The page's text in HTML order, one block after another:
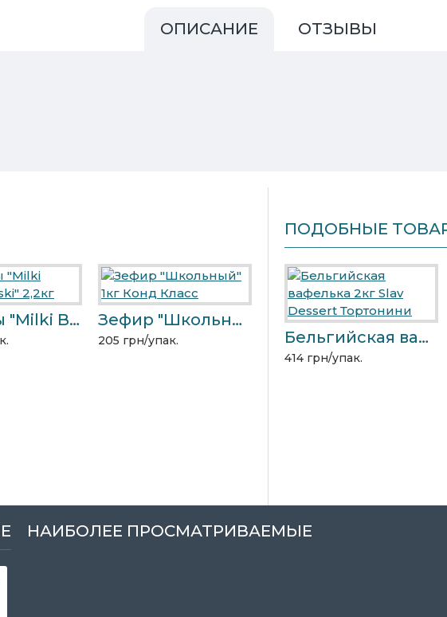
ОПИСАНИЕ ОТЗЫВЫ
Конфеты "Milki Batton Golski" 2,2кг Зефир "Школьный" 1кг Конд Класс
205 грн/упак.
Конфеты "Красный мак" 1кг
480 грн/упак.
ПОДОБНЫЕ
Бельгийская вафелька 2кг Slav Dessert Тортонини
414 грн/упак.
НАИБОЛЕЕ ПРОСМАТРИВАЕМЫЕ